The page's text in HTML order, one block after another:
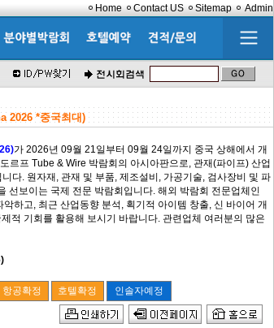
Home Contact US Sitemap Admin
2026 *중국최대)
가 2026년 09월 21일부터 09월 24일까지 중국 상해에서 개
르프 Tube & Wire 박람회의 아시아판으로, 관재(파이프) 산업
다. 원자재, 관재 및 부품, 제조설비, 가공기술, 검사장비 및 파
선보이는 국제 전문 박람회입니다. 해외 박람회 전문업체인
하고, 최근 산업동향 분석, 획기적 아이템 창출, 신 바이어 개
적 기회를 활용해 보시기 바랍니다. 관련업체 여러분의 많은